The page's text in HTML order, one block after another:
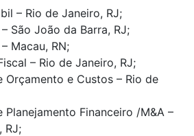
– Rio de Janeiro, RJ;
São João da Barra, RJ;
Macau, RN;
– Rio de Janeiro, RJ;
Orçamento e Custos – Rio de
Planejamento Financeiro /M&A –
RJ;